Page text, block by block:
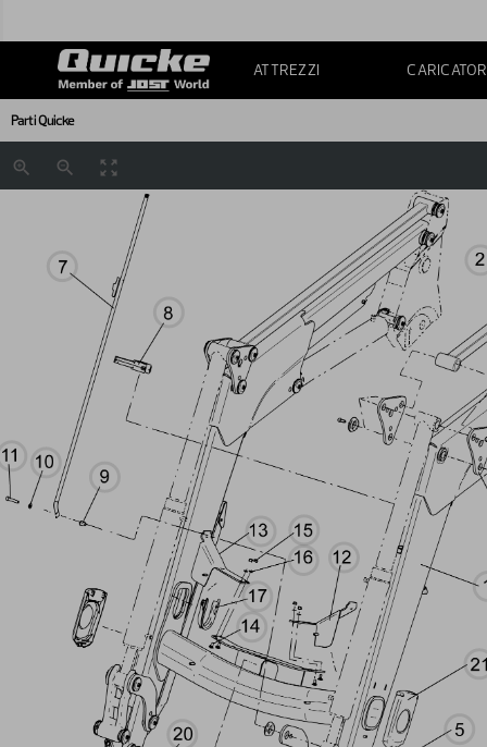
ATTREZZI
Parti Quicke